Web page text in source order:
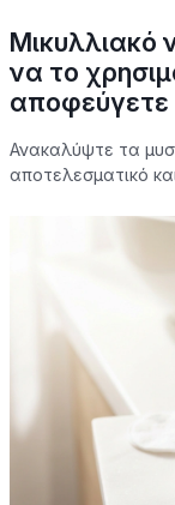
Μικυλλιακό
να το
αποφεύγετε
Ανακαλύψτε τα
αποτελεσματικό